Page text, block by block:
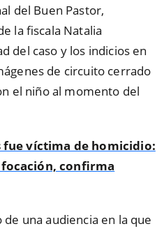
del Buen Pastor,
la fiscala Natalia
del caso y los indicios en
de circuito cerrado
el niño al momento del
fue víctima de homicidio:
confirma
una audiencia en la que